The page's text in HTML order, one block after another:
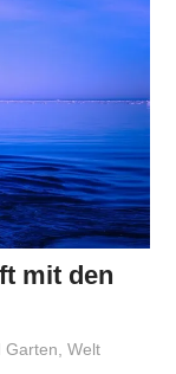
mit den
Garten,Welt